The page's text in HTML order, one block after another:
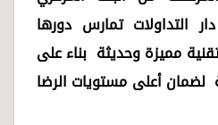
التداولات تمارس دورها
مميزة وحديثة بناء على
لضمان أعلى مستويات الرضا